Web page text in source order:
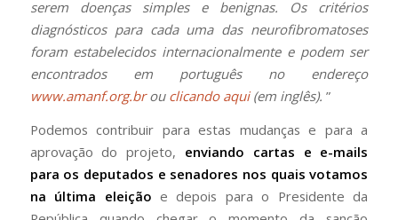
serem doenças simples e benignas. Os critérios
diagnósticos para cada uma das neurofibromatoses
foram estabelecidos internacionalmente e podem ser
encontrados em português no endereço
www.amanf.org.brou clicando aqui(em inglês). ”
Podemos contribuir para estas mudanças e para a
aprovação do projeto, enviando cartas e e-mails
para os deputados e senadores nos quais votamos
na última eleição e depois para o Presidente da